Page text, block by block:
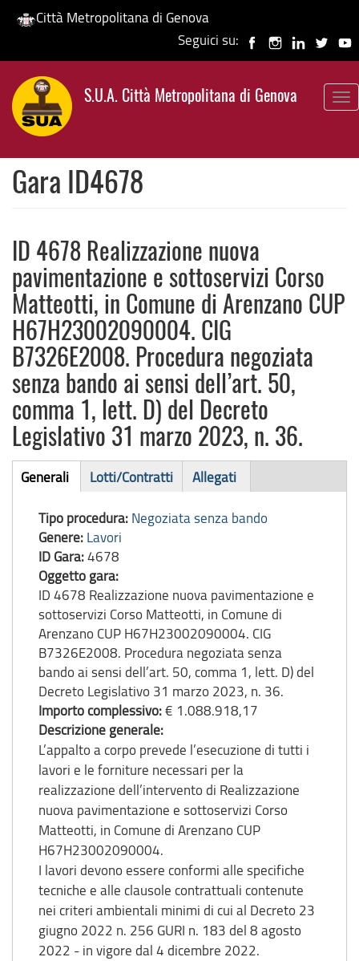
Salta
contenuto
principale
Città Metropolitana di Genova
Seguici su:
S.U.A. Città Metropolitana di Genova
Gara ID4678
ID 4678 Realizzazione nuova
pavimentazione e sottoservizi Corso
Matteotti, in Comune di Arenzano CUP
H67H23002090004. CIG
B7326E2008. Procedura negoziata
senza bando ai sensi dell’art. 50,
comma 1, lett. D) del Decreto
Legislativo 31 marzo 2023, n. 36.
Bando
gara
Generali
attiva)
Lotti/Contratti Allegati
Tipo procedura: Negoziata senza bando
Genere: Lavori
ID Gara:4678
Oggetto gara:
ID 4678 Realizzazione nuova pavimentazione e
sottoservizi Corso Matteotti, in Comune di
Arenzano CUP H67H23002090004. CIG
B7326E2008. Procedura negoziata senza
bando ai sensi dell’art. 50, comma 1, lett. D) del
Decreto Legislativo 31 marzo 2023, n. 36.
Importo complessivo:€ 1.088.918,17
Descrizione generale:
L’appalto a corpo prevede l’esecuzione di tutti i
lavori e le forniture necessari per la
realizzazione dell’intervento di Realizzazione
nuova pavimentazione e sottoservizi Corso
Matteotti, in Comune di Arenzano CUP
H67H23002090004.
I lavori devono essere conformi alle specifiche
tecniche e alle clausole contrattuali contenute
nei criteri ambientali minimi di cui al Decreto 23
giugno 2022 n. 256 GURI n. 183 del 8 agosto
2022 - in vigore dal 4 dicembre 2022.